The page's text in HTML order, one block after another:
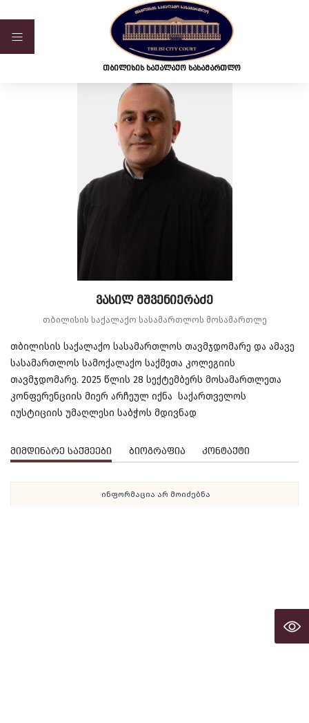
ვებ-გვერდი მუშაობს სატესტო რეჟიმში
თბილისის საქალაქო სასამართლო
ვასილ მშვენიერაძე
თბილისის საქალაქო სასამართლოს მოსამართლე
თბილისის საქალაქო სასამართლოს თავმჯდომარე და ამავე
სასამართლოს სამოქალაქო საქმეთა კოლეგიის
თავმჯდომარე. 2025 წლის 28 სექტემბერს მოსამართლეთა
კონფერენციის მიერ არჩეულ იქნა საქართველოს
იუსტიციის უმაღლესი საბჭოს მდივნად
მიმდინარე საქმეები ბიოგრაფია კონტაქტი
ინფორმაცია არ მოიძებნა